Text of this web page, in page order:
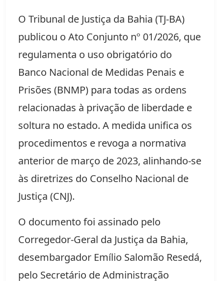
O Tribunal de Justiça da Bahia (TJ-BA)
publicou o Ato Conjunto nº 01/2026, que
regulamenta o uso obrigatório do
Banco Nacional de Medidas Penais e
Prisões (BNMP) para todas as ordens
relacionadas à privação de liberdade e
soltura no estado. A medida unifica os
procedimentos e revoga a normativa
anterior de março de 2023, alinhando-se
às diretrizes do Conselho Nacional de
Justiça (CNJ).
O documento foi assinado pelo
Corregedor-Geral da Justiça da Bahia,
desembargador Emílio Salomão Resedá,
pelo Secretário de Administração